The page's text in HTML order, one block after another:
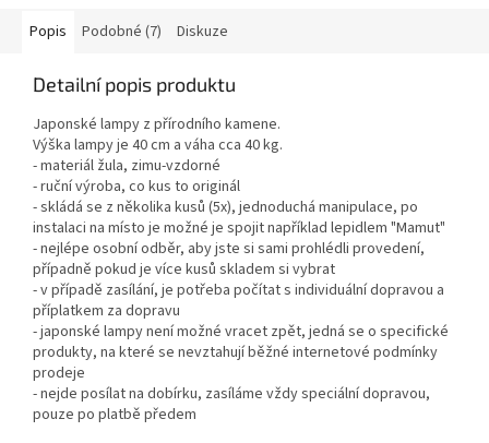
Popis Podobné (7) Diskuze
Detailní popis produktu
Japonské lampy z přírodního kamene.
Výška lampy je 40 cm a váha cca 40 kg.
- materiál žula, zimu-vzdorné
- ruční výroba, co kus to originál
- skládá se z několika kusů (5x), jednoduchá manipulace, po
instalaci na místo je možné je spojit například lepidlem "Mamut"
- nejlépe osobní odběr, aby jste si sami prohlédli provedení,
případně pokud je více kusů skladem si vybrat
- v případě zasílání, je potřeba počítat s individuální dopravou a
příplatkem za dopravu
- japonské lampy není možné vracet zpět, jedná se o specifické
produkty, na které se nevztahují běžné internetové podmínky
prodeje
- nejde posílat na dobírku, zasíláme vždy speciální dopravou,
pouze po platbě předem